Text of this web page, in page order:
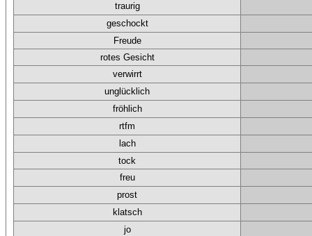
traurig
geschockt
Freude
rotes Gesicht
verwirrt
unglücklich
fröhlich
rtfm
lach
tock
freu
prost
klatsch
jo